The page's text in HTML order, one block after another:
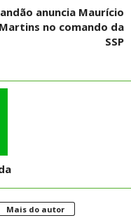
anuncia Maurício
Martins no comando da
SSP
Mais do autor